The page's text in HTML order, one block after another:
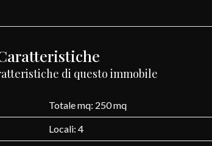
di questo immobile
Totale mq: 250 mq
Locali: 4